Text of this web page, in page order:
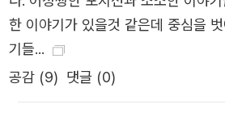
에게 진 책임을 깨달아야 합니다. 우리
년 동안 끊이지 않고 이어져 온 생명의
고리입니다. 우리는 가장 강한 고리가 되
그와 함께 <창백한 푸른 점>, <혜성
림자>, <콘택트> 같은 책들의 저술
로, 때로는 편집자로 깊이 관여하며
한 이야기가 있을것 같은데 중심을
기들...
공감 (9) 댓글 (0)